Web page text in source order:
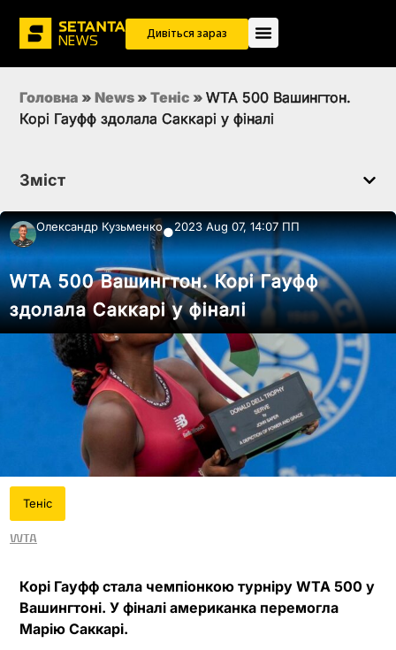
Дивіться зараз
Головна » News » Теніс » WTA 500 Вашингтон.
Корі Гауфф здолала Саккарі у фіналі
Зміст
Олександр Кузьменко●2023 Aug 07, 14:07 ПП
WTA 500 Вашингтон. Корі Гауфф
здолала Саккарі у фіналі
Теніс
WTA
Корі Гауфф стала чемпіонкою турніру WTA 500 у
Вашингтоні. У фіналі американка перемогла
Марію Саккарі.